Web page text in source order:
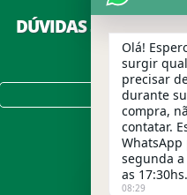
DÚVIDAS SOBRE
Tire suas
Olá!
surgir
precisar
durante
compra,
contatar.
segunda a
as
08:29